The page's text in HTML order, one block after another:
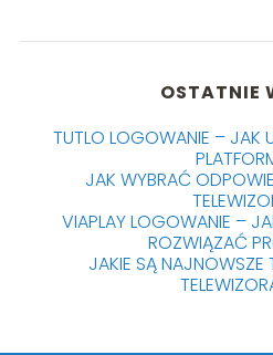
OSTATNIE
TUTLO LOGOWANIE – JAK
JAK WYBRAĆ
VIAPLAY LOGOWANIE –
ROZWIĄZAĆ
JAKIE SĄ NAJNOWSZE